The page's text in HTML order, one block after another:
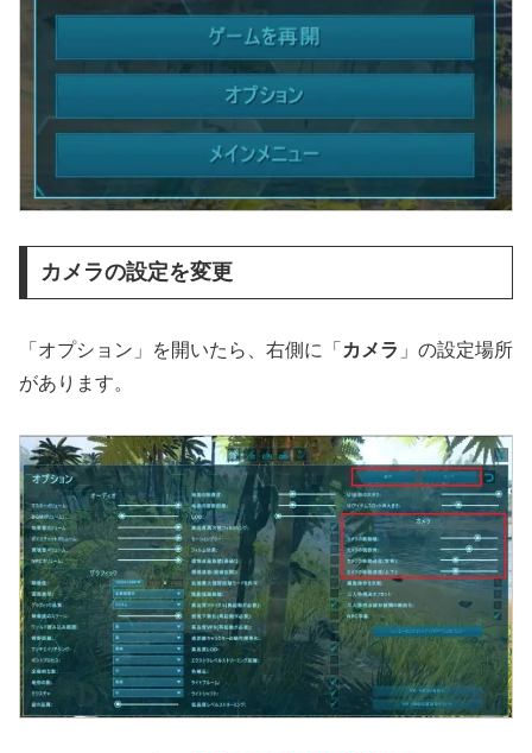
カメラの設定を変更
「オプション」を開いたら、右側に「 カメラ 」の設定場所
があります。